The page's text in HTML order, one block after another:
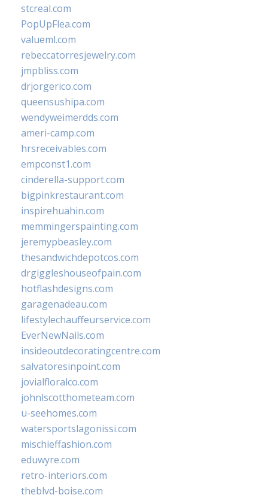
stcreal.com
PopUpFlea.com
valueml.com
rebeccatorresjewelry.com
jmpbliss.com
drjorgerico.com
queensushipa.com
wendyweimerdds.com
ameri-camp.com
hrsreceivables.com
empconst1.com
cinderella-support.com
bigpinkrestaurant.com
inspirehuahin.com
memmingerspainting.com
jeremypbeasley.com
thesandwichdepotcos.com
drgiggleshouseofpain.com
hotflashdesigns.com
garagenadeau.com
lifestylechauffeurservice.com
EverNewNails.com
insideoutdecoratingcentre.com
salvatoresinpoint.com
jovialfloralco.com
johnlscotthometeam.com
u-seehomes.com
watersportslagonissi.com
mischieffashion.com
eduwyre.com
retro-interiors.com
theblvd-boise.com